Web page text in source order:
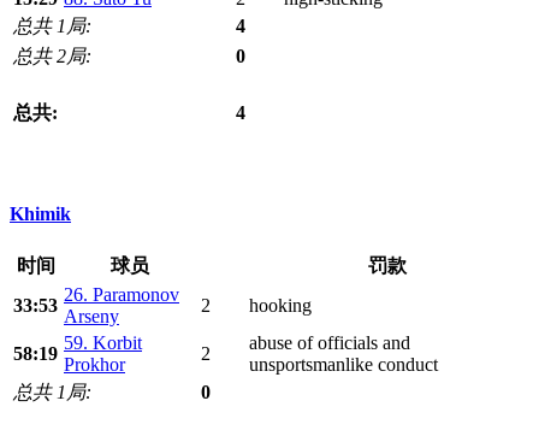
总共 1局:
4
总共 2局:
0
总共: 4
Khimik
时间 球员
罚款
33:53
26. Paramonov
Arseny
2 hooking
58:19
59. Korbit
Prokhor
2
abuse of officials and
unsportsmanlike conduct
总共 1局:
0